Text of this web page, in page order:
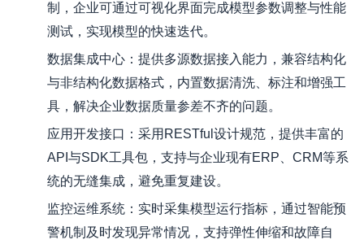
制，企业可通过可视化界面完成模型参数调整与性能
测试，实现模型的快速迭代。
数据集成中心：提供多源数据接入能力，兼容结构化
与非结构化数据格式，内置数据清洗、标注和增强工
具，解决企业数据质量参差不齐的问题。
应用开发接口：采用RESTful设计规范，提供丰富的
API与SDK工具包，支持与企业现有ERP、CRM等系
统的无缝集成，避免重复建设。
监控运维系统：实时采集模型运行指标，通过智能预
警机制及时发现异常情况，支持弹性伸缩和故障自